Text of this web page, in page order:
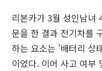
리본카가 3월 성인남녀
문을 한 결과 전기차를
하는 요소는 '배터리 상
이었다. 이어 사고 여부